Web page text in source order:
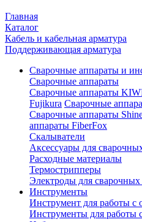
Главная
Каталог
Кабель и кабельная арматура
Поддерживающая арматура
Сварочные аппараты и
Сварочные аппараты
Сварочные аппараты
Fujikura Сварочные
Сварочные аппараты
аппараты FiberFox
Скалыватели
Аксессуары для
Расходные материалы
Термострипперы
Электроды для сварочных
Инструменты
Инструмент для работы с
Инструменты для работы